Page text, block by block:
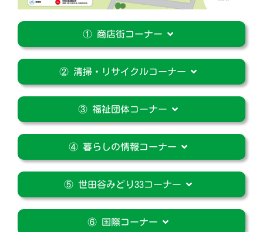
① 商店街コーナー
② 清掃・リサイクルコーナー
③ 福祉団体コーナー
④ 暮らしの情報コーナー
⑤ 世田谷みどり33コーナー
⑥ 国際コーナー